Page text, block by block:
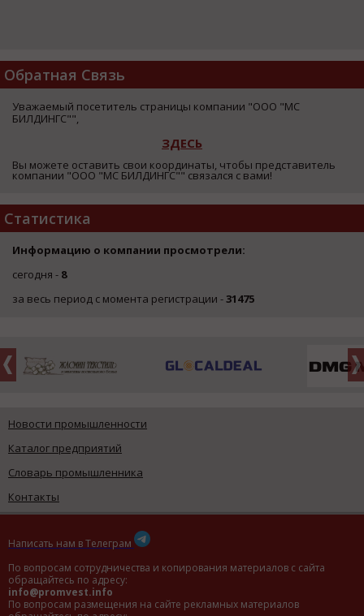
Обратная Связь
Уважаемый посетитель страницы компании "ООО "МС
БИЛДИНГС"",
ЗДЕСЬ
Вы можете оставить свои координаты, чтобы представитель
компании "ООО "МС БИЛДИНГС"" связался с вами!
Статистика
Информацию о компании просмотрели:
сегодня - 8
за весь период с момента регистрации -31475
Новости промышленности
Каталог предприятий
Словарь промышленника
Контакты
Написать нам в Телеграм
По вопросам сотрудничества и копирования материалов с сайта
обращайтесь по адресу:
info@promvest.info
По вопросам размещения на сайте рекламных материалов